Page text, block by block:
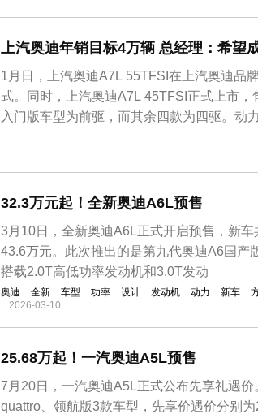
上汽奥迪年销目标4万辆 总经理：希望
1月日，上汽奥迪A7L 55TFSI在上汽奥迪品
式。同时，上汽奥迪A7L 45TFSI正式上市，
入门版车型为前驱，而其余四款为四驱。动
45TFSI的整体造型与55TFSI车型并没有太
32.3万元起！全新奥迪A6L预售
3月10日，全新奥迪A6L正式开启预售，新
43.6万元。此次推出的是第九代奥迪A6国产
搭载2.0T高低功率发动机和3.0T发动
奥迪 全新 车型 功率 设计 发动机 动力 新车
2026-03-10
25.68万起！一汽奥迪A5L预售
7月20日，一汽奥迪A5L正式公布先享礼遇
quattro、领航版3款车型，先享价遇价分别